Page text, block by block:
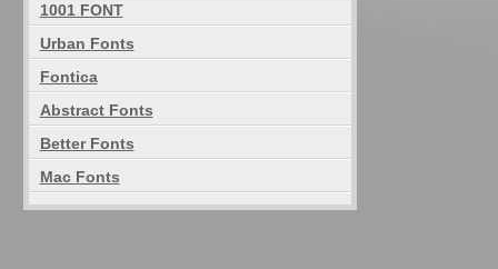
1001 FONT
Urban Fonts
Fontica
Abstract Fonts
Better Fonts
Mac Fonts